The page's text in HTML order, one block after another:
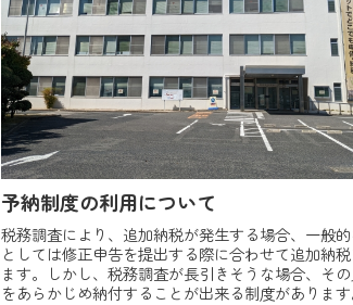
予納制度の利用について
税務調査により、追加納税が発生する場合、一般
としては修正申告を提出する際に合わせて追加納
ます。しかし、税務調査が長引きそうな場合、そ
をあらかじめ納付することが出来る制度があります